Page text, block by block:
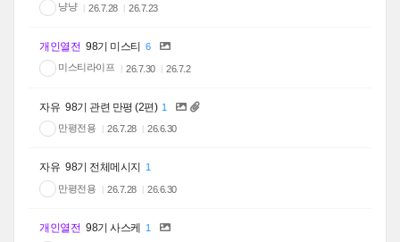
냥냥
26.7.28 26.7.23
개인열전 98기 미스티 6
미스티라이프
26.7.30 26.7.2
자유 98기 관련 만평 (2편) 1
만평전용
26.7.28 26.6.30
자유 98기 전체메시지
1
만평전용
26.7.28 26.6.30
개인열전 98기 사스케
1